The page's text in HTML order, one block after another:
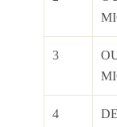
3
4